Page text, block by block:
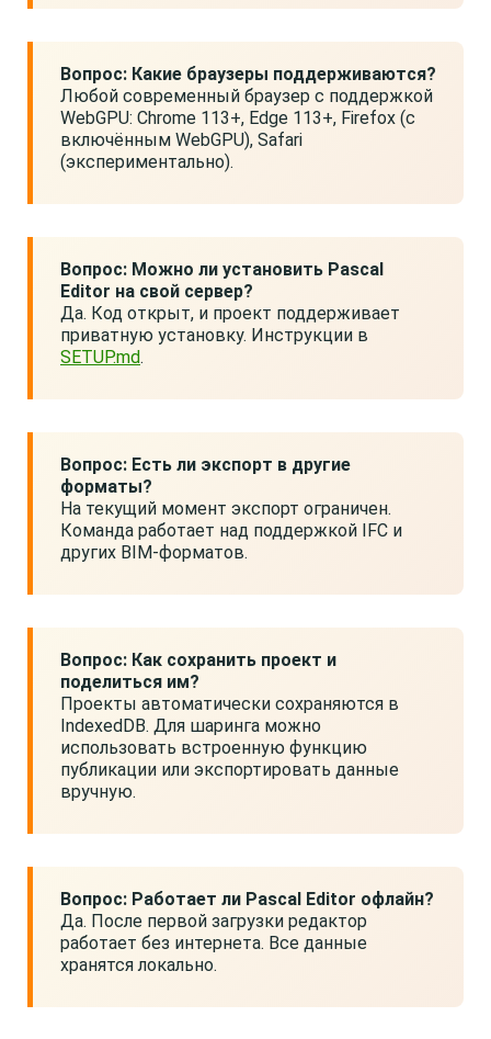
Вопрос: Какие браузеры поддерживаются?
Любой современный браузер с поддержкой
WebGPU: Chrome 113+, Edge 113+, Firefox (с
включённым WebGPU), Safari
(экспериментально).
Вопрос: Можно ли установить Pascal
Editor на свой сервер?
Да. Код открыт, и проект поддерживает
приватную установку. Инструкции в
SETUP.md.
Вопрос: Есть ли экспорт в другие
форматы?
На текущий момент экспорт ограничен.
Команда работает над поддержкой IFC и
других BIM-форматов.
Вопрос: Как сохранить проект и
поделиться им?
Проекты автоматически сохраняются в
IndexedDB. Для шаринга можно
использовать встроенную функцию
публикации или экспортировать данные
вручную.
Вопрос: Работает ли Pascal Editor офлайн?
Да. После первой загрузки редактор
работает без интернета. Все данные
хранятся локально.